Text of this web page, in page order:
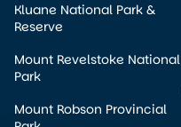
Kluane National Park &
Reserve
Mount Revelstoke National
Park
Mount Robson Provincial